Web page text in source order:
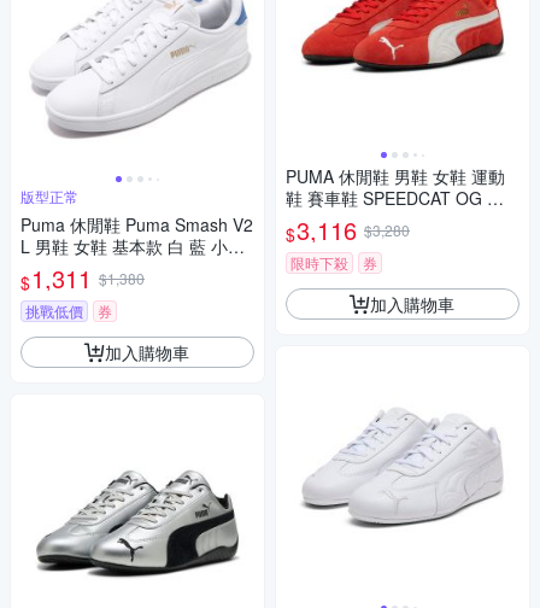
版型正常
Puma 休閒鞋 Puma Smash V2
L 男鞋 女鞋 基本款 白 藍 小白
鞋 365215-18
$1,311 $1,380
挑戰低價
券
加入購物車
PUMA 休閒鞋 男鞋 女鞋 運動
鞋 賽車鞋 SPEEDCAT OG 紅 3
9884602
$3,116 $3,280
限時下殺
券
加入購物車